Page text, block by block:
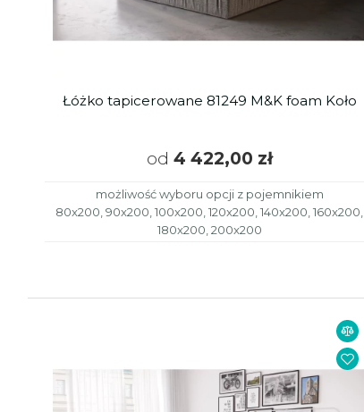
Łóżko tapicerowane 81249 M&K foam Koło
od 4 422,00 zł
możliwość wyboru opcji z pojemnikiem
80x200, 90x200, 100x200, 120x200, 140x200, 160x200,
180x200, 200x200